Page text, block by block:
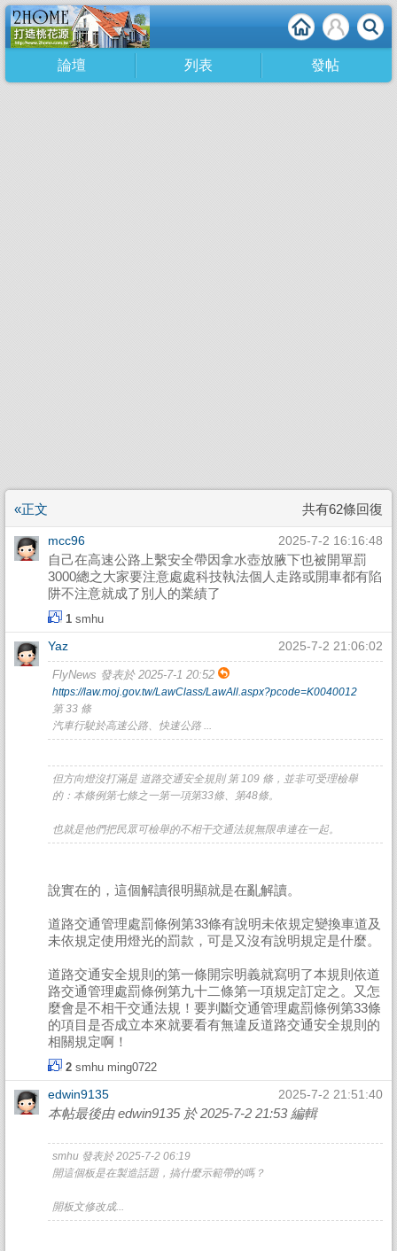
論壇 列表 發帖
«正文 共有62條回復
mcc96 2025-7-2 16:16:48
自己在高速公路上繫安全帶因拿水壺放腋下也被開單罰
3000總之大家要注意處處科技執法個人走路或開車都有陷
阱不注意就成了別人的業績了
1 smhu
Yaz 2025-7-2 21:06:02
FlyNews 發表於 2025-7-1 20:52
https://law.moj.gov.tw/LawClass/LawAll.aspx?pcode=K0040012
第 33 條
汽車行駛於高速公路、快速公路 ...
但方向燈沒打滿是 道路交通安全規則 第 109 條，並非可受理檢舉
的：本條例第七條之一第一項第33條、第48條。
也就是他們把民眾可檢舉的不相干交通法規無限串連在一起。
說實在的，這個解讀很明顯就是在亂解讀。
道路交通管理處罰條例第33條有說明未依規定變換車道及
未依規定使用燈光的罰款，可是又沒有說明規定是什麼。
道路交通安全規則的第一條開宗明義就寫明了本規則依道
路交通管理處罰條例第九十二條第一項規定訂定之。又怎
麼會是不相干交通法規！要判斷交通管理處罰條例第33條
的項目是否成立本來就要看有無違反道路交通安全規則的
相關規定啊！
2 smhu ming0722
edwin9135 2025-7-2 21:51:40
本帖最後由 edwin9135 於 2025-7-2 21:53 編輯
smhu 發表於 2025-7-2 06:19
開這個板是在製造話題，搞什麼示範帶的嗎？
開板文修改成...